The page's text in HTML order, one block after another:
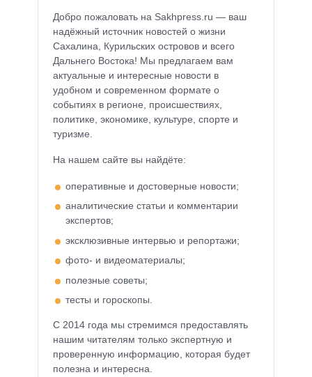
Добро пожаловать на Sakhpress.ru — ваш
надёжный источник новостей о жизни
Сахалина, Курильских островов и всего
Дальнего Востока! Мы предлагаем вам
актуальные и интересные новости в
удобном и современном формате о
событиях в регионе, происшествиях,
политике, экономике, культуре, спорте и
туризме.
На нашем сайте вы найдёте:
оперативные и достоверные новости;
аналитические статьи и комментарии
экспертов;
эксклюзивные интервью и репортажи;
фото- и видеоматериалы;
полезные советы;
тесты и гороскопы.
С 2014 года мы стремимся предоставлять
нашим читателям только экспертную и
проверенную информацию, которая будет
полезна и интересна.